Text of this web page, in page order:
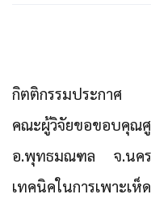
กิตติกรรมประกาศ
คณะผู้วิจัยขอขอบคุณ
อ.พุทธมณฑล จ.นค
เทคนิคในการเพา